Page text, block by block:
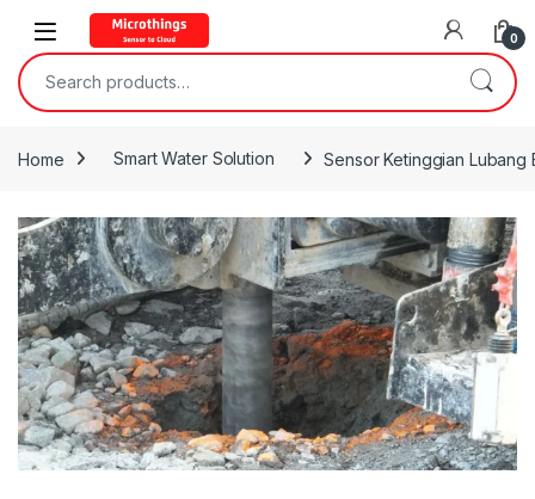
Open 0
Search for:
Home Smart Water Solution Sensor Ketinggian Lubang